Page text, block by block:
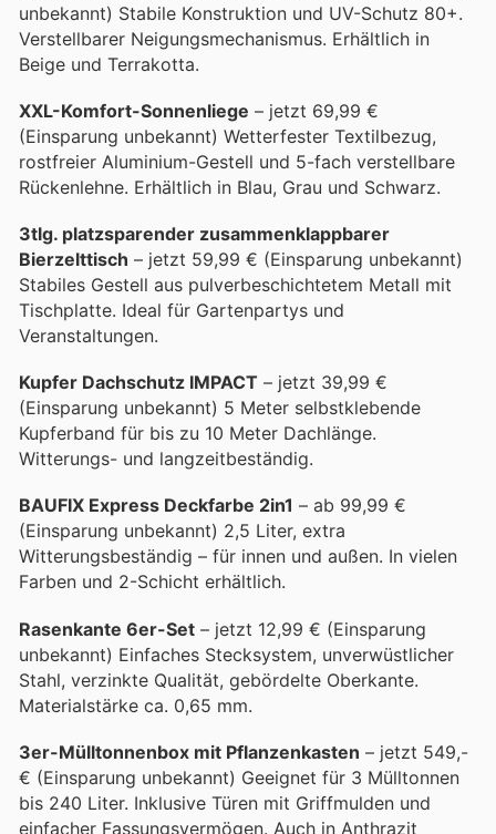
unbekannt) Stabile Konstruktion und UV-Schutz 80+.
Verstellbarer Neigungsmechanismus. Erhältlich in
Beige und Terrakotta.
XXL-Komfort-Sonnenliege – jetzt 69,99 €
(Einsparung unbekannt) Wetterfester Textilbezug,
rostfreier Aluminium-Gestell und 5-fach verstellbare
Rückenlehne. Erhältlich in Blau, Grau und Schwarz.
3tlg. platzsparender zusammenklappbarer
Bierzelttisch – jetzt 59,99 € (Einsparung unbekannt)
Stabiles Gestell aus pulverbeschichtetem Metall mit
Tischplatte. Ideal für Gartenpartys und
Veranstaltungen.
Kupfer Dachschutz IMPACT – jetzt 39,99 €
(Einsparung unbekannt) 5 Meter selbstklebende
Kupferband für bis zu 10 Meter Dachlänge.
Witterungs- und langzeitbeständig.
BAUFIX Express Deckfarbe 2in1 – ab 99,99 €
(Einsparung unbekannt) 2,5 Liter, extra
Witterungsbeständig – für innen und außen. In vielen
Farben und 2-Schicht erhältlich.
Rasenkante 6er-Set – jetzt 12,99 € (Einsparung
unbekannt) Einfaches Stecksystem, unverwüstlicher
Stahl, verzinkte Qualität, gebördelte Oberkante.
Materialstärke ca. 0,65 mm.
3er-Mülltonnenbox mit Pflanzenkasten – jetzt 549,-
€ (Einsparung unbekannt) Geeignet für 3 Mülltonnen
bis 240 Liter. Inklusive Türen mit Griffmulden und
einfacher Fassungsvermögen. Auch in Anthrazit